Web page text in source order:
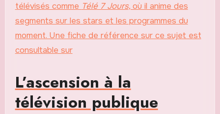
télévisés comme Télé 7 Jours, où il anime des
segments sur les stars et les programmes du
moment. Une fiche de référence sur ce sujet est
consultable sur
L’ascension à la
télévision publique